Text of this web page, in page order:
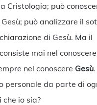
Cristologia; può
può analizzare il
di Gesù. Ma il
mai nel
nel conoscere Gesù
personale da parte di
io sia?